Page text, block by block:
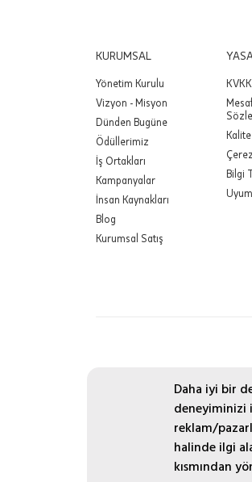
Daha iyi bir
deneyiminizi
reklam/
halinde ilgi
kısmından
KURUMSAL
Yönetim Kurulu
Vizyon - Misyon
Dünden Bugüne
Ödüllerimiz
İş Ortakları
Kampanyalar
İnsan Kaynakları
Blog
Kurumsal Satış
Bilgi